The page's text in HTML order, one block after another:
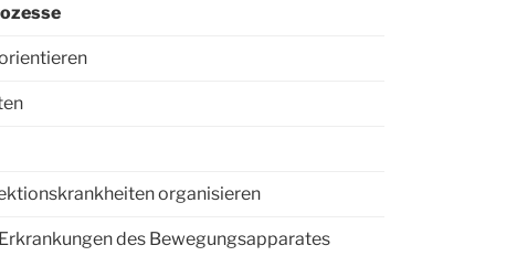
organisieren
des Bewegungsapparates